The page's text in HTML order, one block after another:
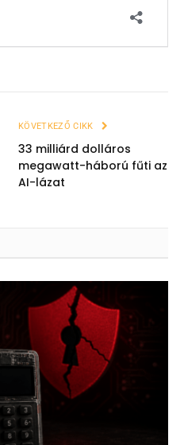
KÖVETKEZŐ CIKK
33 milliárd dolláros
megawatt-háború fűti az
AI-lázat